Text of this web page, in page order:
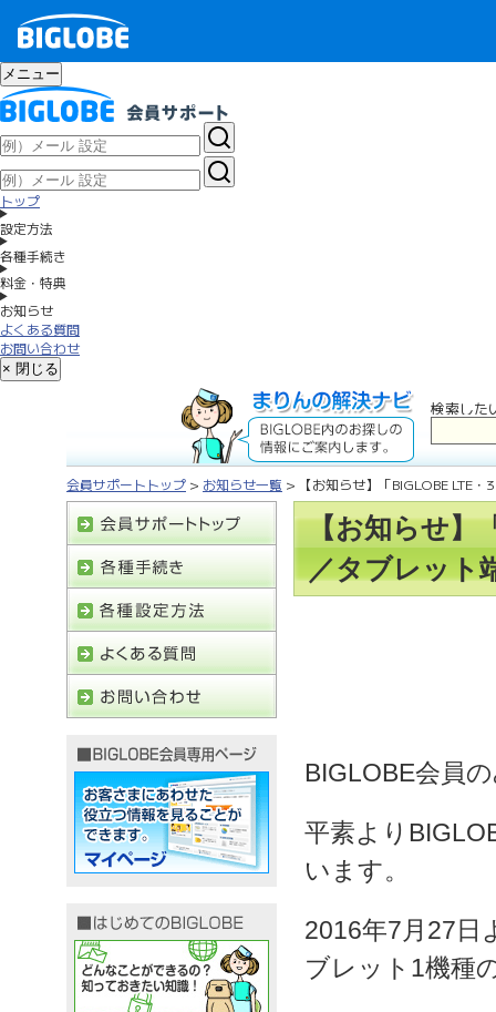
メニュー
トップ
設定方法
各種手続き
料金・特典
お知らせ
よくある質問
お問い合わせ
× 閉じる
検索した
会員サポートトップ > お知らせ一覧 > 【お知らせ】「BIGLOBE LTE
【お知らせ】
／タブレット
BIGLOBE会員
平素より
います。
2016年7月27日
ブレット1機種